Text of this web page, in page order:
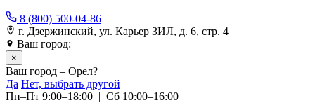
8 (800) 500-04-86
г. Дзержинский, ул. Карьер ЗИЛ, д. 6, стр. 4
Ваш город:
×
Ваш город – Орел?
Да Нет, выбрать другой
Пн–Пт 9:00–18:00 | Сб 10:00–16:00